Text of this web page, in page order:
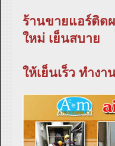
ร้านขายแอร์ติด
ใหม่ เย็นสบาย
ให้เย็นเร็ว ทำง